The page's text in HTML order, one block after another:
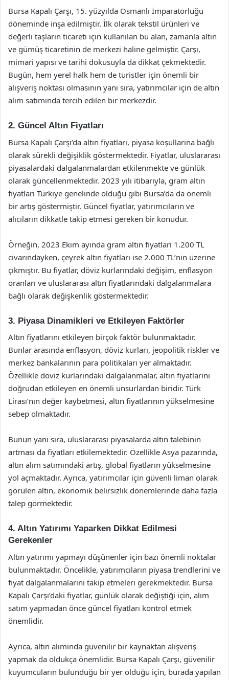
Bursa Kapalı Çarşı, 15. yüzyılda Osmanlı İmparatorluğu
döneminde inşa edilmiştir. İlk olarak tekstil ürünleri ve
değerli taşların ticareti için kullanılan bu alan, zamanla altın
ve gümüş ticaretinin de merkezi haline gelmiştir. Çarşı,
mimari yapısı ve tarihi dokusuyla da dikkat çekmektedir.
Bugün, hem yerel halk hem de turistler için önemli bir
alışveriş noktası olmasının yanı sıra, yatırımcılar için de altın
alım satımında tercih edilen bir merkezdir.
2. Güncel Altın Fiyatları
Bursa Kapalı Çarşı’da altın fiyatları, piyasa koşullarına bağlı
olarak sürekli değişiklik göstermektedir. Fiyatlar, uluslararası
piyasalardaki dalgalanmalardan etkilenmekte ve günlük
olarak güncellenmektedir. 2023 yılı itibarıyla, gram altın
fiyatları Türkiye genelinde olduğu gibi Bursa’da da önemli
bir artış göstermiştir. Güncel fiyatlar, yatırımcıların ve
alıcıların dikkatle takip etmesi gereken bir konudur.
Örneğin, 2023 Ekim ayında gram altın fiyatları 1.200 TL
civarındayken, çeyrek altın fiyatları ise 2.000 TL’nin üzerine
çıkmıştır. Bu fiyatlar, döviz kurlarındaki değişim, enflasyon
oranları ve uluslararası altın fiyatlarındaki dalgalanmalara
bağlı olarak değişkenlik göstermektedir.
3. Piyasa Dinamikleri ve Etkileyen Faktörler
Altın fiyatlarını etkileyen birçok faktör bulunmaktadır.
Bunlar arasında enflasyon, döviz kurları, jeopolitik riskler ve
merkez bankalarının para politikaları yer almaktadır.
Özellikle döviz kurlarındaki dalgalanmalar, altın fiyatlarını
doğrudan etkileyen en önemli unsurlardan biridir. Türk
Lirası’nın değer kaybetmesi, altın fiyatlarının yükselmesine
sebep olmaktadır.
Bunun yanı sıra, uluslararası piyasalarda altın talebinin
artması da fiyatları etkilemektedir. Özellikle Asya pazarında,
altın alım satımındaki artış, global fiyatların yükselmesine
yol açmaktadır. Ayrıca, yatırımcılar için güvenli liman olarak
görülen altın, ekonomik belirsizlik dönemlerinde daha fazla
talep görmektedir.
4. Altın Yatırımı Yaparken Dikkat Edilmesi
Gerekenler
Altın yatırımı yapmayı düşünenler için bazı önemli noktalar
bulunmaktadır. Öncelikle, yatırımcıların piyasa trendlerini ve
fiyat dalgalanmalarını takip etmeleri gerekmektedir. Bursa
Kapalı Çarşı’daki fiyatlar, günlük olarak değiştiği için, alım
satım yapmadan önce güncel fiyatları kontrol etmek
önemlidir.
Ayrıca, altın alımında güvenilir bir kaynaktan alışveriş
yapmak da oldukça önemlidir. Bursa Kapalı Çarşı, güvenilir
kuyumcuların bulunduğu bir yer olduğu için, burada yapılan